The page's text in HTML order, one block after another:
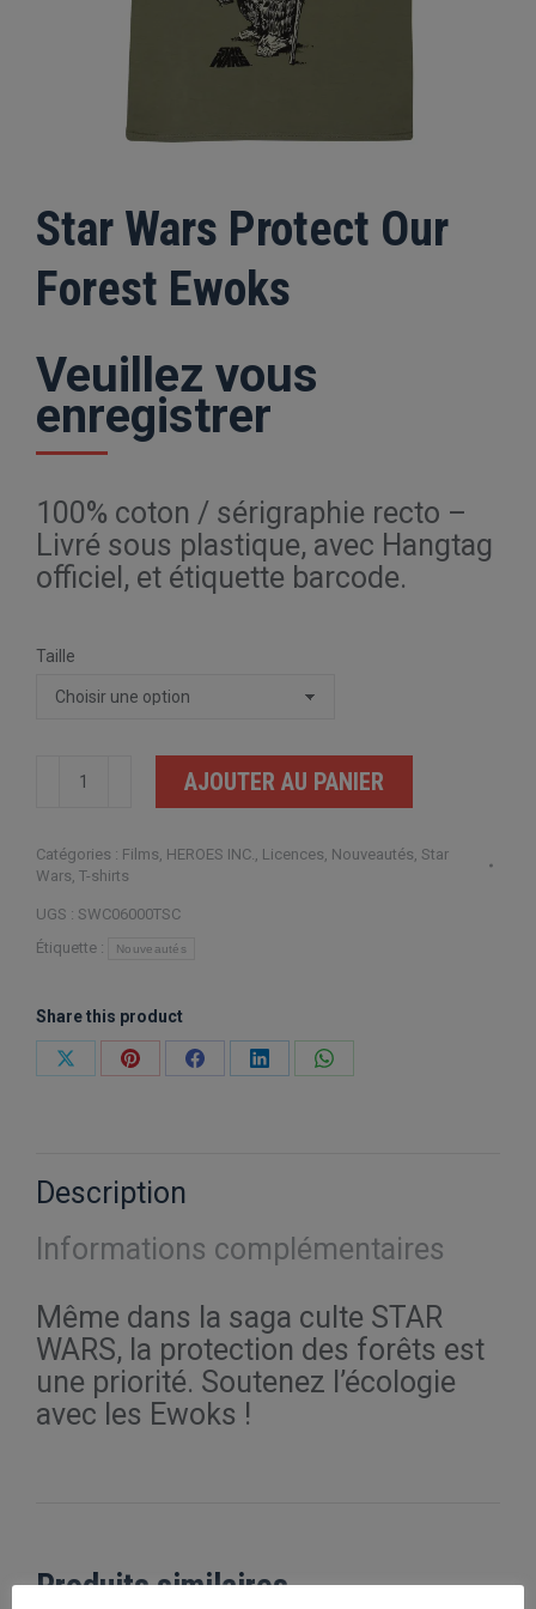
Star Wars Protect Our
Forest Ewoks
Veuillez vous
enregistrer
100% coton / sérigraphie recto –
Livré sous plastique, avec Hangtag
officiel, et étiquette barcode.
Taille
quantité
Wars
Protect
Our
Forest
AJOUTER AU PANIER
Catégories : Films, HEROES INC., Licences, Nouveautés, Star
Wars, T-shirts
UGS : SWC06000TSC
Étiquette :
Nouveautés
Share this product
PartagerPartagerPartagerPartagerPartager
Description
Informations complémentaires
Même dans la saga culte STAR
WARS, la protection des forêts est
une priorité. Soutenez l’écologie
avec les Ewoks !
Produits similaires